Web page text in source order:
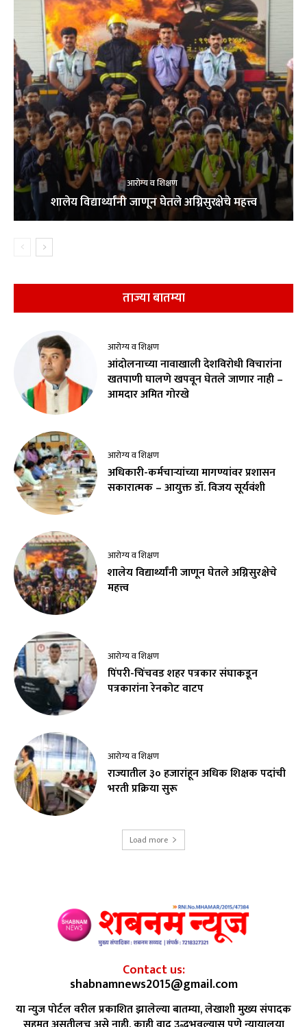
आरोग्य व शिक्षण
शालेय विद्यार्थ्यांनी जाणून घेतले अग्निसुरक्षेचे महत्त्व
ताज्या बातम्या
आरोग्य व शिक्षण
आंदोलनाच्या नावाखाली देशविरोधी विचारांना
खतपाणी घालणे खपवून घेतले जाणार नाही –
आमदार अमित गोरखे
आरोग्य व शिक्षण
अधिकारी-कर्मचाऱ्यांच्या मागण्यांवर प्रशासन
सकारात्मक – आयुक्त डॉ. विजय सूर्यवंशी
आरोग्य व शिक्षण
शालेय विद्यार्थ्यांनी जाणून घेतले अग्निसुरक्षेचे
महत्त्व
आरोग्य व शिक्षण
पिंपरी-चिंचवड शहर पत्रकार संघाकडून
पत्रकारांना रेनकोट वाटप
आरोग्य व शिक्षण
राज्यातील ३० हजारांहून अधिक शिक्षक पदांची
भरती प्रक्रिया सुरू
Load more
Contact us:
shabnamnews2015@gmail.com
या न्युज पोर्टल वरील प्रकाशित झालेल्या बातम्या, लेखाशी मुख्य संपादक